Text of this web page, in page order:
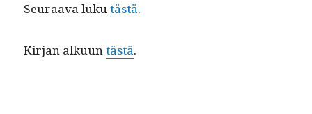
Seu­raa­va lukutästä.
Kir­jan alku­untästä.